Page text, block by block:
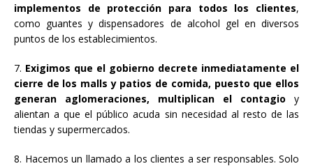
implementos de protección para todos los clientes,
como guantes y dispensadores de alcohol gel en diversos
puntos de los establecimientos.
7. Exigimos que el gobierno decrete inmediatamente el
cierre de los malls y patios de comida, puesto que ellos
generan aglomeraciones, multiplican el contagio y
alientan a que el público acuda sin necesidad al resto de las
tiendas y supermercados.
8. Hacemos un llamado a los clientes a ser responsables. Solo